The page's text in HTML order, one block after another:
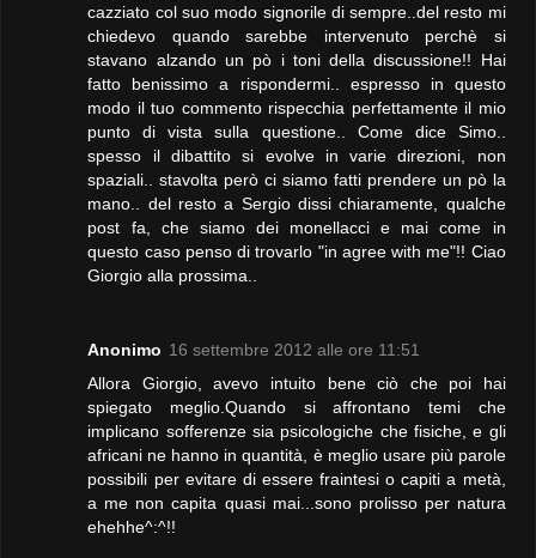
cazziato col suo modo signorile di sempre..del resto mi
chiedevo quando sarebbe intervenuto perchè si
stavano alzando un pò i toni della discussione!! Hai
fatto benissimo a rispondermi.. espresso in questo
modo il tuo commento rispecchia perfettamente il mio
punto di vista sulla questione.. Come dice Simo..
spesso il dibattito si evolve in varie direzioni, non
spaziali.. stavolta però ci siamo fatti prendere un pò la
mano.. del resto a Sergio dissi chiaramente, qualche
post fa, che siamo dei monellacci e mai come in
questo caso penso di trovarlo "in agree with me"!! Ciao
Giorgio alla prossima..
Anonimo 16 settembre 2012 alle ore 11:51
Allora Giorgio, avevo intuito bene ciò che poi hai
spiegato meglio.Quando si affrontano temi che
implicano sofferenze sia psicologiche che fisiche, e gli
africani ne hanno in quantità, è meglio usare più parole
possibili per evitare di essere fraintesi o capiti a metà,
a me non capita quasi mai...sono prolisso per natura
ehehhe^:^!!